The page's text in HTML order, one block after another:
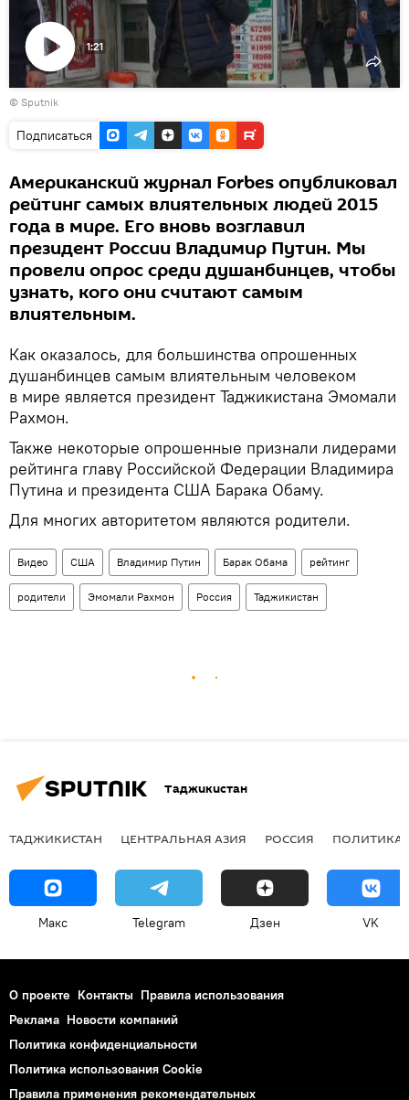
Воспроизвести
видео
1:21
© Sputnik
Подписаться
Американский журнал Forbes опубликовал
рейтинг самых влиятельных людей 2015
года в мире. Его вновь возглавил
президент России Владимир Путин. Мы
провели опрос среди душанбинцев, чтобы
узнать, кого они считают самым
влиятельным.
Как оказалось, для большинства опрошенных
душанбинцев самым влиятельным человеком
в мире является президент Таджикистана Эмомали
Рахмон.
Также некоторые опрошенные признали лидерами
рейтинга главу Российской Федерации Владимира
Путина и президента США Барака Обаму.
Для многих авторитетом являются родители.
Видео США Владимир Путин Барак Обама рейтинг
родители Эмомали Рахмон Россия Таджикистан
Таджикистан
ТАДЖИКИСТАН ЦЕНТРАЛЬНАЯ АЗИЯ РОССИЯ ПОЛИТИКА
Макс Telegram Дзен VK
О проекте Контакты Правила использования
Реклама Новости компаний
Политика конфиденциальности
Политика использования Cookie
Правила применения рекомендательных